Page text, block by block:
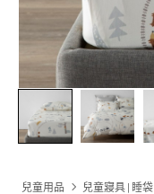
兒童用品 兒童寢具 | 睡袋